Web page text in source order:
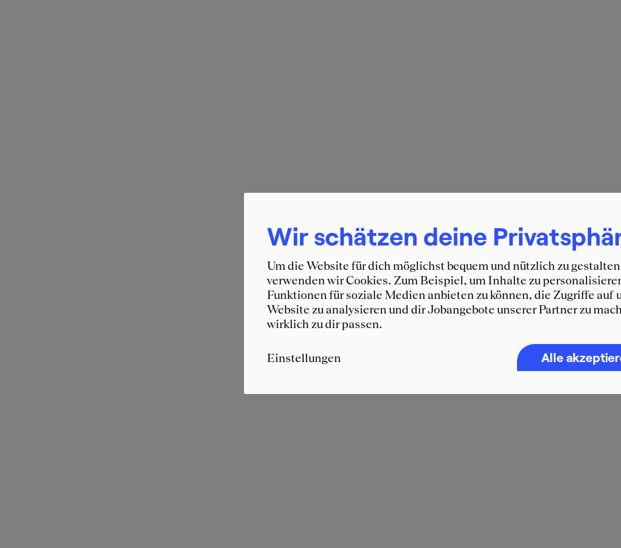
Wir schätzen deine
Um die Website für dich möglichst bequem und nützlich zu
verwenden wir Cookies. Zum Beispiel, um Inhalte zu
Funktionen für soziale Medien anbieten zu können, die Zugriffe auf
Website zu analysieren und dir Jobangebote unserer Partner zu
wirklich zu dir passen.
Einstellungen Alle